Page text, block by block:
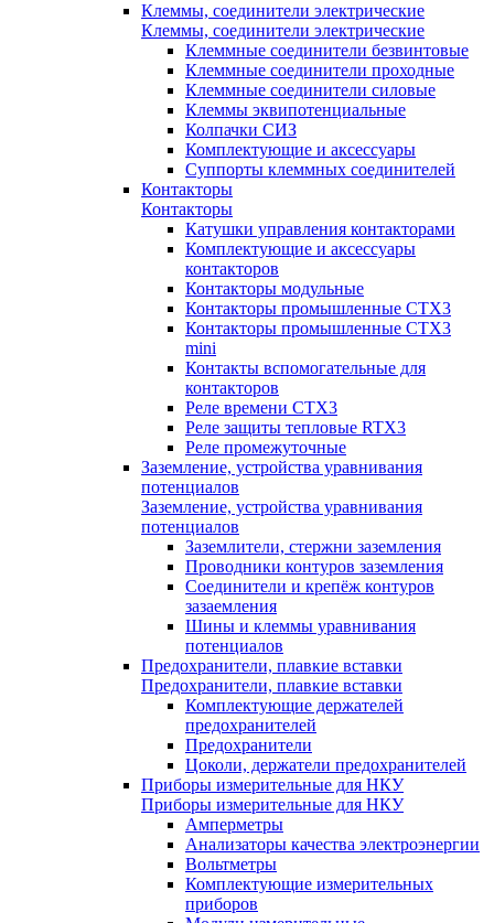
Клеммы, соединители электрические
Клеммы, соединители электрические
Клеммные соединители безвинтовые
Клеммные соединители проходные
Клеммные соединители силовые
Клеммы эквипотенциальные
Колпачки СИЗ
Комплектующие и аксессуары
Суппорты клеммных соединителей
Контакторы
Контакторы
Катушки управления контакторами
Комплектующие и аксессуары
контакторов
Контакторы модульные
Контакторы промышленные CTX3
Контакторы промышленные CTX3
mini
Контакты вспомогательные для
контакторов
Реле времени CTX3
Реле защиты тепловые RTX3
Реле промежуточные
Заземление, устройства уравнивания
потенциалов
Заземление, устройства уравнивания
потенциалов
Заземлители, стержни заземления
Проводники контуров заземления
Соединители и крепёж контуров
зазаемления
Шины и клеммы уравнивания
потенциалов
Предохранители, плавкие вставки
Предохранители, плавкие вставки
Комплектующие держателей
предохранителей
Предохранители
Цоколи, держатели предохранителей
Приборы измерительные для НКУ
Приборы измерительные для НКУ
Амперметры
Анализаторы качества электроэнергии
Вольтметры
Комплектующие измерительных
приборов